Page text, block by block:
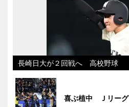
長崎日大が２回戦へ 高校野球
喜ぶ植中 Ｊリーグ